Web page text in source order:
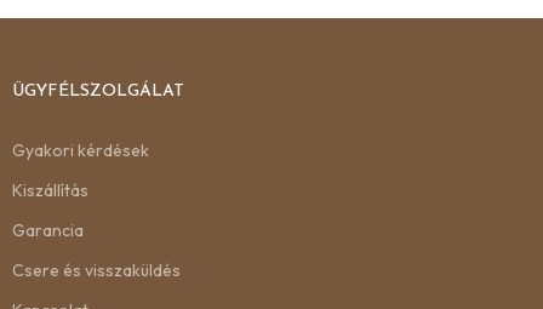
ÜGYFÉLSZOLGÁLAT
Gyakori kérdések
Kiszállítás
Garancia
Csere és visszaküldés